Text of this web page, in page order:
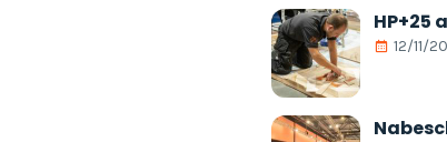
HP+25
12/11/